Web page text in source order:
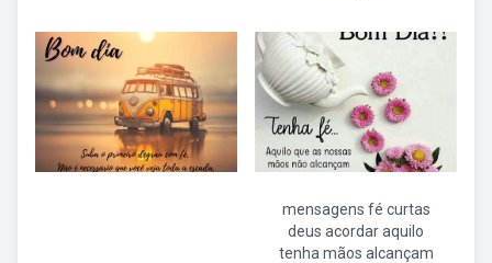
mensagens fé curtas
deus acordar aquilo
tenha mãos alcançam